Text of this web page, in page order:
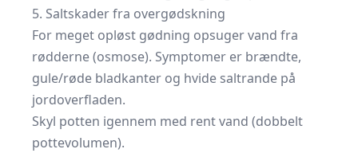
5. Saltskader fra overgødskning
For meget opløst gødning opsuger vand fra
rødderne (osmose). Symptomer er brændte,
gule/røde bladkanter og hvide saltrande på
jordoverfladen.
Skyl potten igennem med rent vand (dobbelt
pottevolumen).